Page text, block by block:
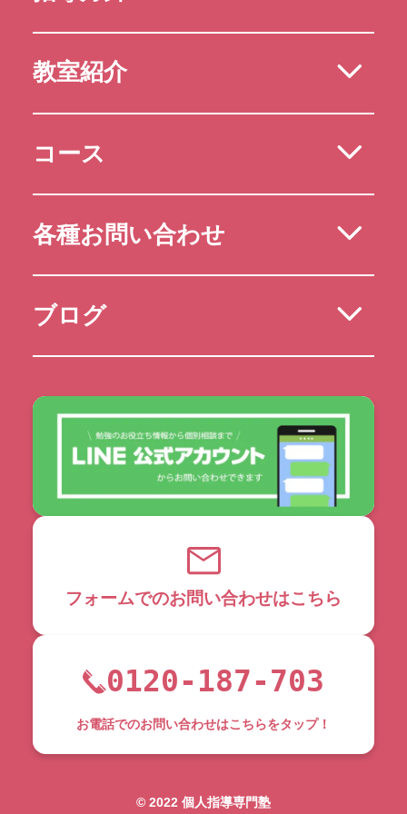
教室紹介
コース
各種お問い合わせ
ブログ
フォームでのお問い合わせはこちら
0120-187-703
お電話でのお問い合わせはこちらをタップ！
©︎ 2022 個人指導専門塾